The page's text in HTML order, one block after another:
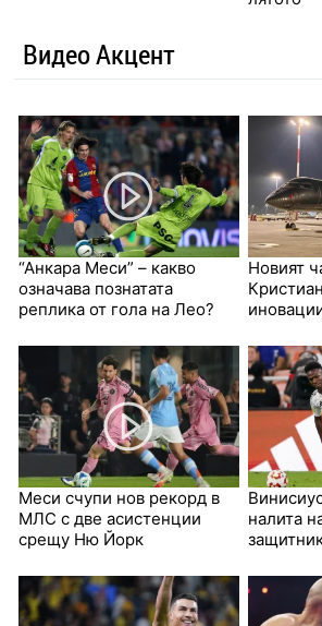
Видео Акцент
“Анкара Меси” – какво
означава познатата
реплика от гола на Лео?
Новият
Меси счупи нов рекорд в
МЛС с две асистенции
срещу Ню Йорк
налита